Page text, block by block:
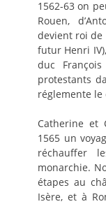
1562-63 on
Rouen,
devient roi de
futur Henri
duc
protestants
réglemente le
Catherine et
1565 un
réchauffer
monarchie.
étapes au
Isère, et à